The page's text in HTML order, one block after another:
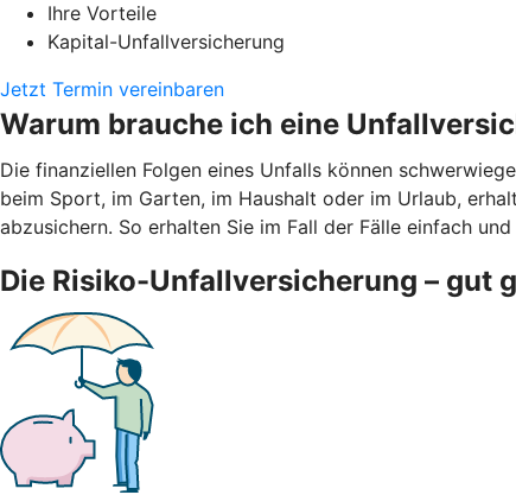
Ihre Vorteile
Kapital-Unfallversicherung
Jetzt Termin vereinbaren
Warum brauche ich eine
Die finanziellen Folgen eines Unfalls können
beim Sport, im Garten, im Haushalt oder im Urlaub,
abzusichern. So erhalten Sie im Fall der Fälle einfach
Die Risiko-Unfallversicherung – gut